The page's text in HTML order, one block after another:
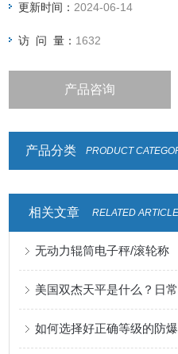
更新时间： 2024-06-14
访 问 量： 1632
产品咨询
产品分类 PRODUCT
相关文章 RELATED
无动力辊筒电子秤/滚轮称
美国双杰天平是什么？日
如何选择好正确等级的防